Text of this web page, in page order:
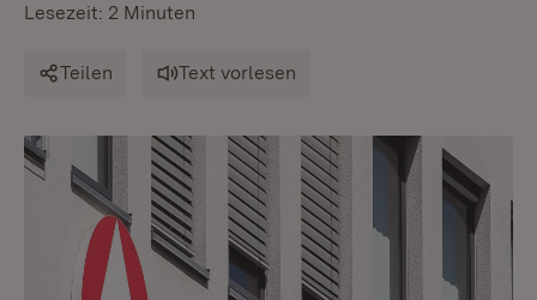
Lesezeit: 2 Minuten
Teilen Text vorlesen